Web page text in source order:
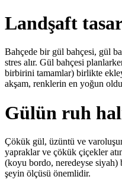
Landşaft
Bahçede bir gül bahçesi, gül
stres alır. Gül bahçesi
birbirini tamamlar) birlikte
akşam, renklerin en yoğun
Gülün ruh
Çökük gül, üzüntü ve
yapraklar ve çökük çiçekler
(koyu bordo, neredeyse siyah)
şeyin ölçüsü önemlidir.